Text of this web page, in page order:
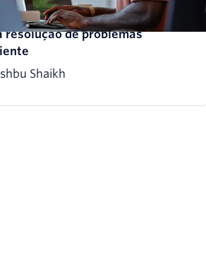
registros do navegador para
resolução de problemas
Shaikh